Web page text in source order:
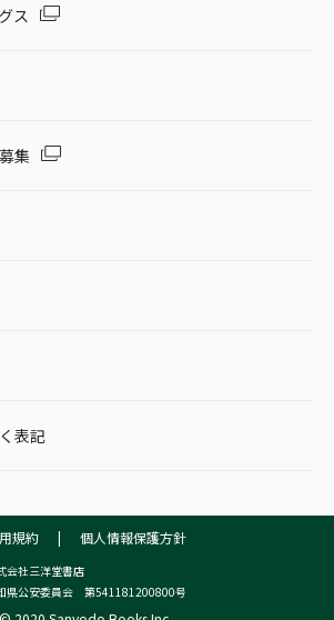
ス
集
表記
規約 | 個人情報保護方針
会社三洋堂書店
県公安委員会 第541181200800号